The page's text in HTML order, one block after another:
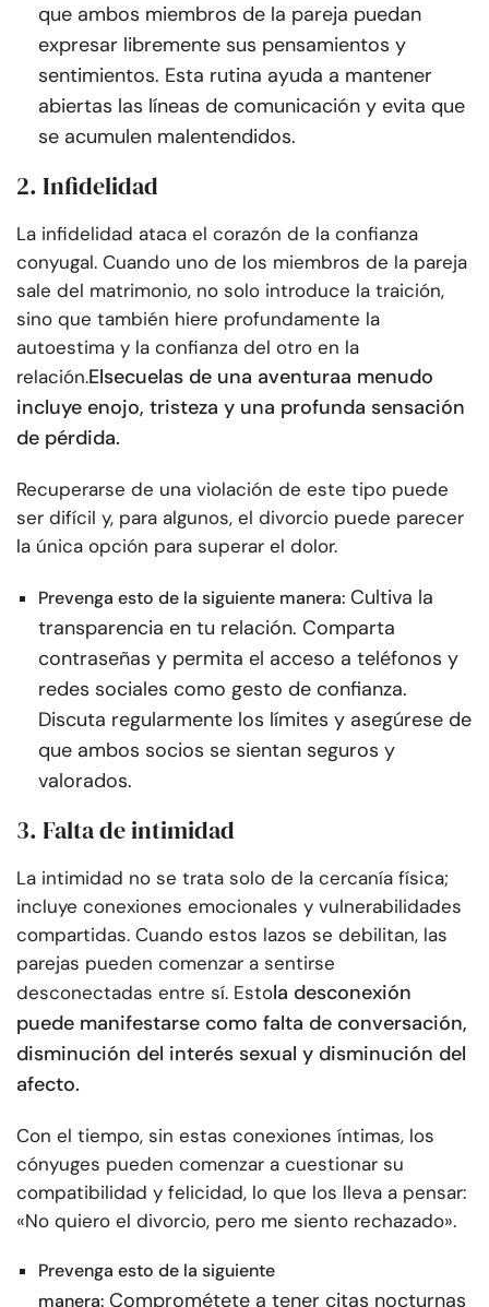
que ambos miembros de la pareja puedan
expresar libremente sus pensamientos y
sentimientos. Esta rutina ayuda a mantener
abiertas las líneas de comunicación y evita que
se acumulen malentendidos.
2. Infidelidad
La infidelidad ataca el corazón de la confianza
conyugal. Cuando uno de los miembros de la pareja
sale del matrimonio, no solo introduce la traición,
sino que también hiere profundamente la
autoestima y la confianza del otro en la
relación.Elsecuelas de una aventuraa menudo
incluye enojo, tristeza y una profunda sensación
de pérdida.
Recuperarse de una violación de este tipo puede
ser difícil y, para algunos, el divorcio puede parecer
la única opción para superar el dolor.
Prevenga esto de la siguiente manera: Cultiva la
transparencia en tu relación. Comparta
contraseñas y permita el acceso a teléfonos y
redes sociales como gesto de confianza.
Discuta regularmente los límites y asegúrese de
que ambos socios se sientan seguros y
valorados.
3. Falta de intimidad
La intimidad no se trata solo de la cercanía física;
incluye conexiones emocionales y vulnerabilidades
compartidas. Cuando estos lazos se debilitan, las
parejas pueden comenzar a sentirse
desconectadas entre sí. Estola desconexión
puede manifestarse como falta de conversación,
disminución del interés sexual y disminución del
afecto.
Con el tiempo, sin estas conexiones íntimas, los
cónyuges pueden comenzar a cuestionar su
compatibilidad y felicidad, lo que los lleva a pensar:
«No quiero el divorcio, pero me siento rechazado».
Prevenga esto de la siguiente
manera: Comprométete a tener citas nocturnas